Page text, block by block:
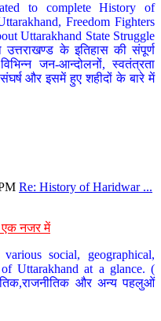
to complete History of
Freedom Fighters
Uttarakhand State Struggle
के इतिहास की संपूर्ण
जन-आन्दोलनों, स्वतंत्रता
और इसमें हुए शहीदों के बारे में
Re: History of Haridwar ...
एक नजर में
social, geographical,
Uttarakhand at a glance. (
और अन्य पहलुओं